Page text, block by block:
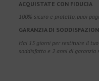
ACQUISTATE CON FIDUCIA
100% sicuro e protetto, puoi
GARANZIA DI
Hai 15 giorni per restituire il
soddisfatto e 2 anni di